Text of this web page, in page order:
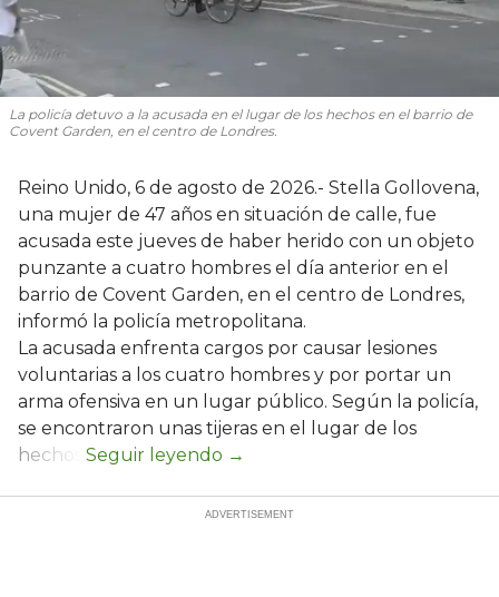
La policía detuvo a la acusada en el lugar de los hechos en el barrio de
Covent Garden, en el centro de Londres.
Reino Unido, 6 de agosto de 2026.- Stella Gollovena,
una mujer de 47 años en situación de calle, fue
acusada este jueves de haber herido con un objeto
punzante a cuatro hombres el día anterior en el
barrio de Covent Garden, en el centro de Londres,
informó la policía metropolitana.
La acusada enfrenta cargos por causar lesiones
voluntarias a los cuatro hombres y por portar un
arma ofensiva en un lugar público. Según la policía,
se encontraron unas tijeras en el lugar de los
hechos.